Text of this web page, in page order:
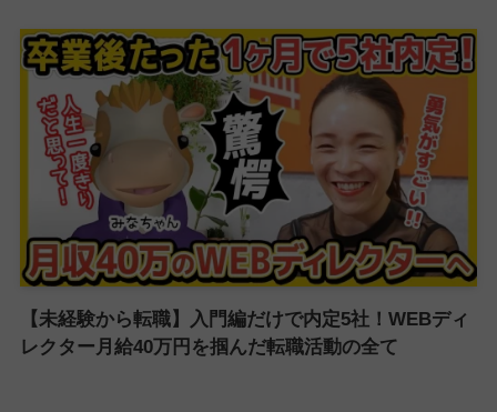
【未経験から転職】入門編だけで内定5社！WEBディ
レクター月給40万円を掴んだ転職活動の全て